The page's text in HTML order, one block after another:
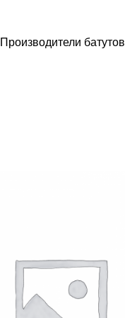
Производители батутов